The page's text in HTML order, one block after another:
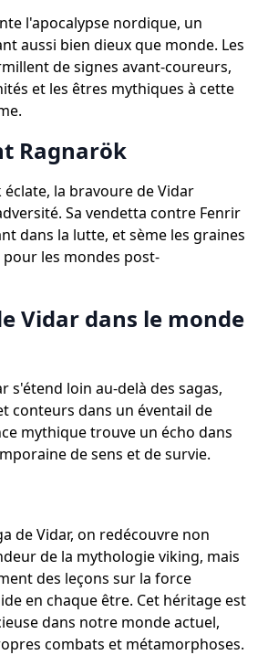
l'apocalypse nordique, un
aussi bien dieux que monde. Les
de signes avant-coureurs,
et les êtres mythiques à cette
Ragnarök
la bravoure de Vidar
Sa vendetta contre Fenrir
dans la lutte, et sème les graines
les mondes post-
Vidar dans le monde
s'étend loin au-delà des sagas,
conteurs dans un éventail de
mythique trouve un écho dans
de sens et de survie.
de Vidar, on redécouvre non
de la mythologie viking, mais
des leçons sur la force
en chaque être. Cet héritage est
dans notre monde actuel,
combats et métamorphoses.